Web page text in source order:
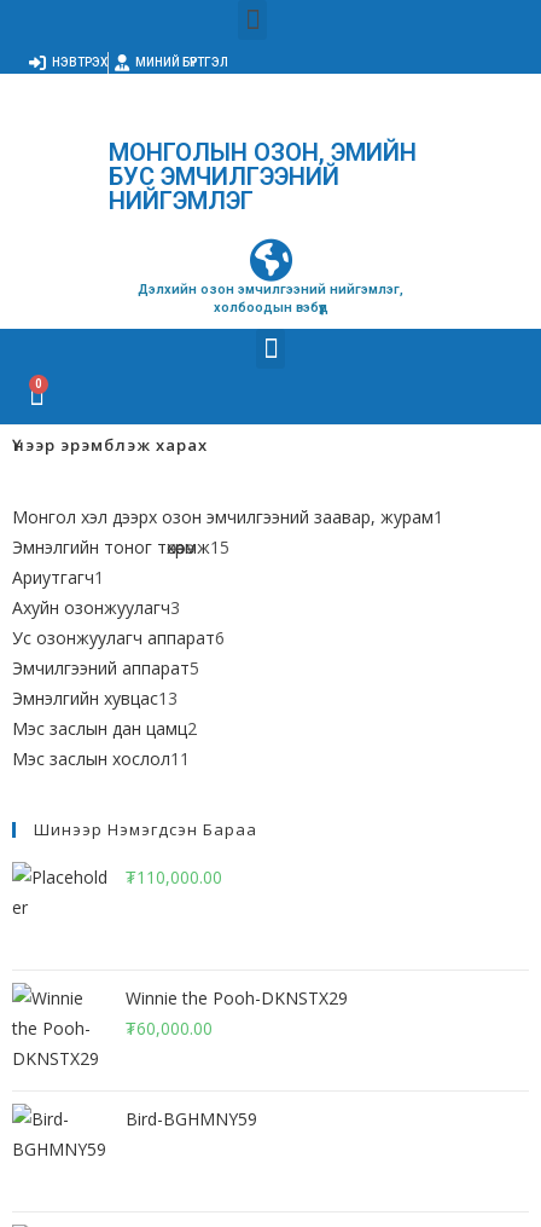
НЭВТРЭХ МИНИЙ БҮРТГЭЛ
МОНГОЛЫН ОЗОН, ЭМИЙН
БУС ЭМЧИЛГЭЭНИЙ
НИЙГЭМЛЭГ
Дэлхийн озон эмчилгээний нийгэмлэг,
холбоодын вэбүүд
Үнээр эрэмблэж харах
Монгол хэл дээрх озон эмчилгээний заавар, журам1
Эмнэлгийн тоног төхөөрөмж15
Ариутгагч1
Ахуйн озонжуулагч3
Ус озонжуулагч аппарат6
Эмчилгээний аппарат5
Эмнэлгийн хувцас13
Мэс заслын дан цамц2
Мэс заслын хослол11
Шинээр Нэмэгдсэн Бараа
₮110,000.00
Winnie the Pooh-DKNSTX29
₮60,000.00
Bird-BGHMNY59